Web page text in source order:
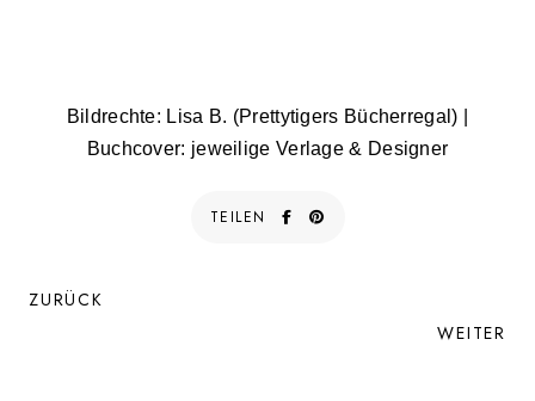
Bildrechte: Lisa B. (Prettytigers Bücherregal) |
Buchcover: jeweilige Verlage & Designer
TEILEN
ZURÜCK
WEITER